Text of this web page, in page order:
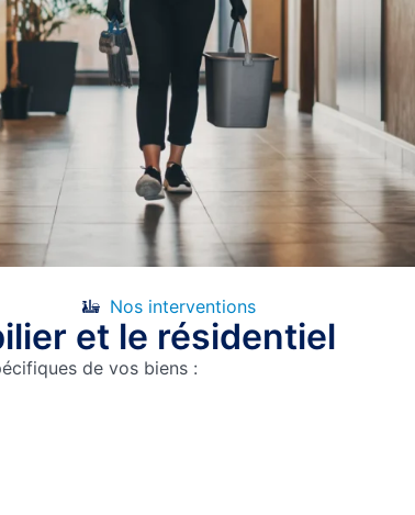
Nos interventions
et le résidentiel
de vos biens :